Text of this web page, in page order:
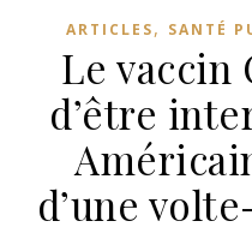
ARTICLES, SANTÉ
Le vaccin
d’être
d’une